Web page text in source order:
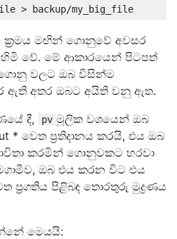
මඟින් ගොනුවේ අවසර
වේ. මේ ආකාරයෙන් පිටපත්
වලට ඔබ විසින්ම
ඇති අතර ඔබට අයිති වනු ඇත.
දී,
pv මූලික වශයෙන් ඔබ
* වෙත ප්‍රතිදානය කරයි, එය ඔබ
කරමින් ගොනුවකට හරවා
ඔබ එය කරන විට එය
ප්‍රගතිය පිළිබඳ තොරතුරු මුද්‍රණය
මෙයයි: